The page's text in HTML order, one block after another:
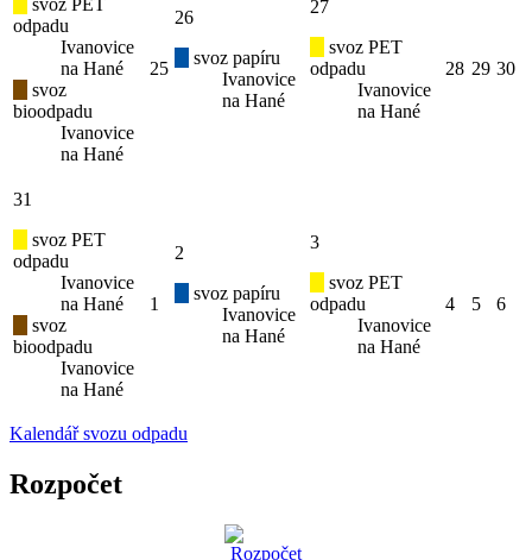
svoz PET
odpadu
Ivanovice
na Hané
svoz
bioodpadu
Ivanovice
na Hané
25
26
svoz papíru
Ivanovice
na Hané
27
svoz PET
odpadu
Ivanovice
na Hané
28 29 30
31
svoz PET
odpadu
Ivanovice
na Hané
svoz
bioodpadu
Ivanovice
na Hané
1
2
svoz papíru
Ivanovice
na Hané
3
svoz PET
odpadu
Ivanovice
na Hané
4 5 6
Kalendář svozu odpadu
Rozpočet